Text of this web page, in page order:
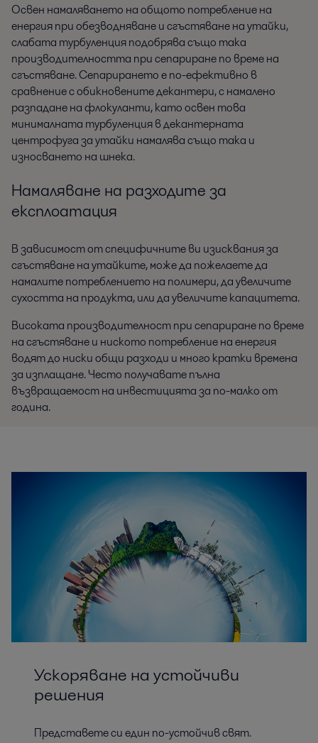
Освен намаляването на общото потребление на
енергия при обезводняване и сгъстяване на утайки,
слабата турбуленция подобрява също така
производителността при сепариране по време на
сгъстяване. Сепарирането е по-ефективно в
сравнение с обикновените декантери, с намалено
разпадане на флокуланти, като освен това
минималната турбуленция в декантерната
центрофуга за утайки намалява също така и
износването на шнека.
Намаляване на разходите за
експлоатация
В зависимост от специфичните ви изисквания за
сгъстяване на утайките, може да пожелаете да
намалите потреблението на полимери, да увеличите
сухостта на продукта, или да увеличите капацитета.
Високата производителност при сепариране по време
на сгъстяване и ниското потребление на енергия
водят до ниски общи разходи и много кратки времена
за изплащане. Често получавате пълна
възвращаемост на инвестицията за по-малко от
година.
Ускоряване на устойчиви
решения
Представете си един по-устойчив свят.